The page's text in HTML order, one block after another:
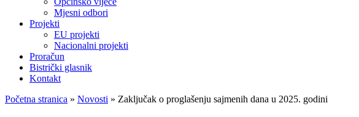
Mjesni odbori
Projekti
EU projekti
Nacionalni projekti
Proračun
Bistrički glasnik
Kontakt
Početna stranica » Novosti » Zaključak o proglašenju sajmenih dana u 2025. godini